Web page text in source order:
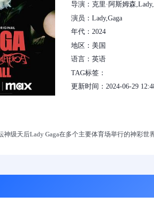
导演：克里·阿斯姆森
演员：Lady,Gaga
年代：2024
地区：美国
语言：英语
TAG标签：
更新时间：2024-06-29
神级天后Lady Gaga在多个主要体育场举行的神彩